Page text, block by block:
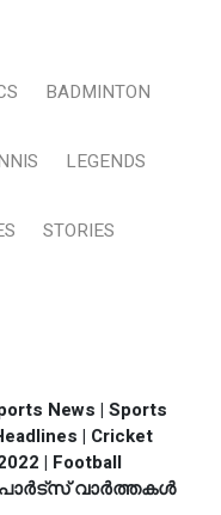
BADMINTON
LEGENDS
STORIES
News | Sports
| Cricket
| Football
വാര്‍ത്തകള്‍